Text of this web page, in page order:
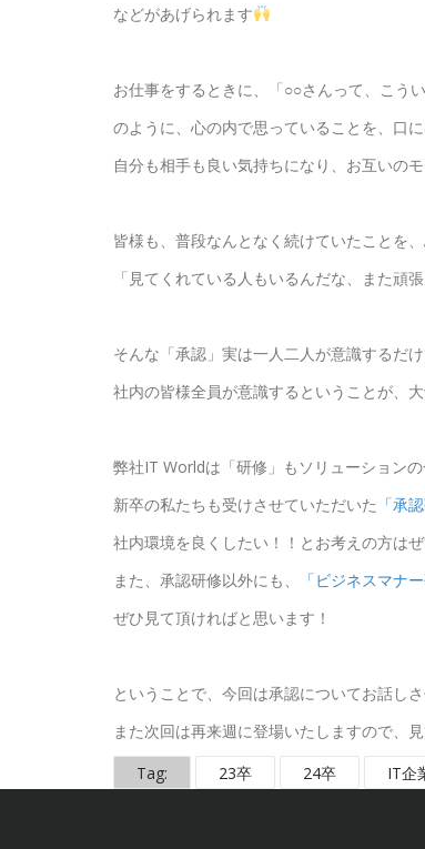
などがあげられます
お仕事をするときに、「○○さんって、こう
のように、心の内で思っていることを、口
自分も相手も良い気持ちになり、お互いの
皆様も、普段なんとなく続けていたことを
「見てくれている人もいるんだな、また頑
そんな「承認」実は一人二人が意識するだ
社内の皆様全員が意識するということが、
弊社IT Worldは「研修」もソリューションの
新卒の私たちも受けさせていただいた 「承
社内環境を良くしたい！！とお考えの方は
また、承認研修以外にも、
「ビジネスマナー
ぜひ見て頂ければと思います！
ということで、今回は承認についてお話し
また次回は再来週に登場いたしますので、
Tag:
23卒 24卒 IT企